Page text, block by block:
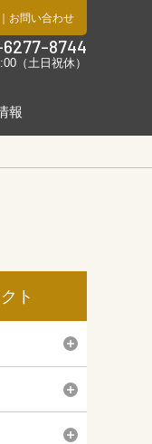
｜ お問い合わせ
8744
（土日祝休）
報
ト